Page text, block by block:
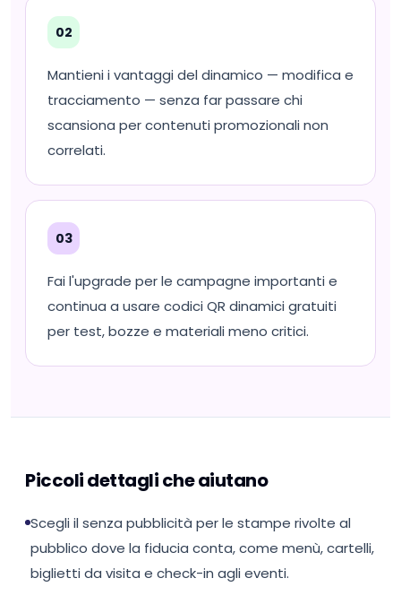
02
Mantieni i vantaggi del dinamico — modifica e
tracciamento — senza far passare chi
scansiona per contenuti promozionali non
correlati.
03
Fai l'upgrade per le campagne importanti e
continua a usare codici QR dinamici gratuiti
per test, bozze e materiali meno critici.
Piccoli dettagli che aiutano
Scegli il senza pubblicità per le stampe rivolte al
pubblico dove la fiducia conta, come menù, cartelli,
biglietti da visita e check-in agli eventi.